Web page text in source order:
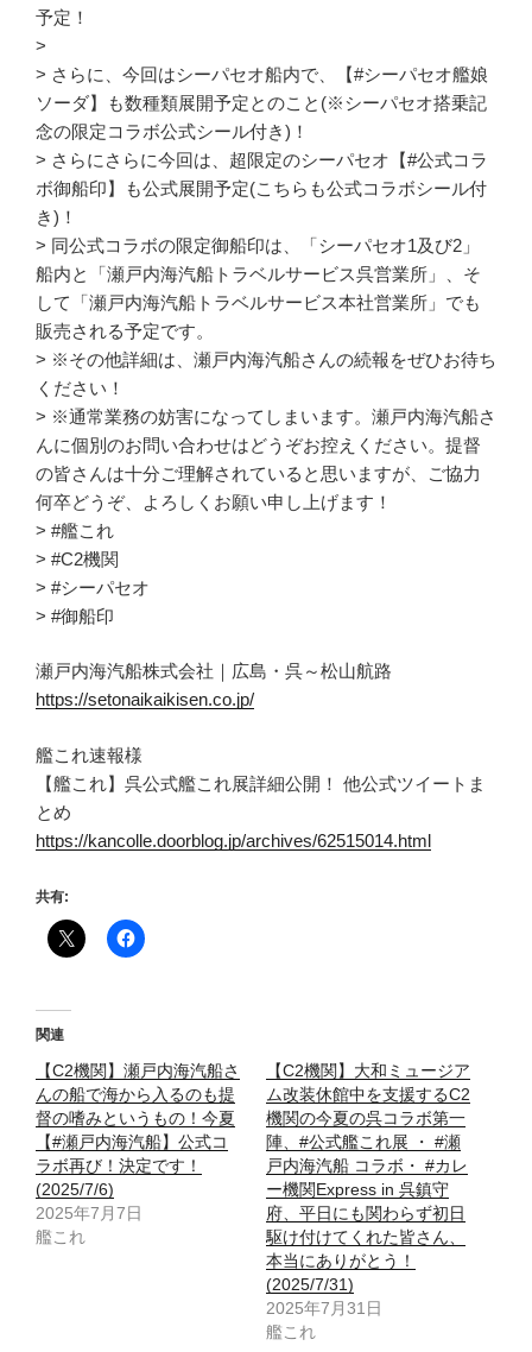
予定！
>
> さらに、今回はシーパセオ船内で、【#シーパセオ艦娘
ソーダ】も数種類展開予定とのこと(※シーパセオ搭乗記
念の限定コラボ公式シール付き)！
> さらにさらに今回は、超限定のシーパセオ【#公式コラ
ボ御船印】も公式展開予定(こちらも公式コラボシール付
き)！
> 同公式コラボの限定御船印は、「シーパセオ1及び2」
船内と「瀬戸内海汽船トラベルサービス呉営業所」、そ
して「瀬戸内海汽船トラベルサービス本社営業所」でも
販売される予定です。
> ※その他詳細は、瀬戸内海汽船さんの続報をぜひお待ち
ください！
> ※通常業務の妨害になってしまいます。瀬戸内海汽船さ
んに個別のお問い合わせはどうぞお控えください。提督
の皆さんは十分ご理解されていると思いますが、ご協力
何卒どうぞ、よろしくお願い申し上げます！
> #艦これ
> #C2機関
> #シーパセオ
> #御船印
瀬戸内海汽船株式会社｜広島・呉～松山航路
https://setonaikaikisen.co.jp/
艦これ速報様
【艦これ】呉公式艦これ展詳細公開！ 他公式ツイートま
とめ
https://kancolle.doorblog.jp/archives/62515014.html
共有:
関連
【C2機関】瀬戸内海汽船さ
んの船で海から入るのも提
督の嗜みというもの！今夏
【#瀬戸内海汽船】公式コ
ラボ再び！決定です！
(2025/7/6)
2025年7月7日
艦これ
【C2機関】大和ミュージア
ム改装休館中を支援するC2
機関の今夏の呉コラボ第一
陣、#公式艦これ展 ・ #瀬
戸内海汽船 コラボ・ #カレ
ー機関Express in 呉鎮守
府、平日にも関わらず初日
駆け付けてくれた皆さん、
本当にありがとう！
(2025/7/31)
2025年7月31日
艦これ